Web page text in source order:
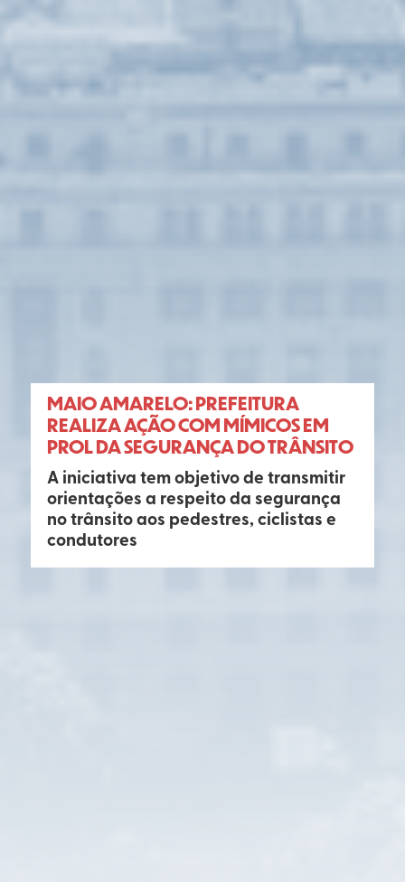
MAIO AMARELO: PREFEITURA
REALIZA AÇÃO COM MÍMICOS EM
PROL DA SEGURANÇA DO TRÂNSITO
A iniciativa tem objetivo de transmitir
orientações a respeito da segurança
no trânsito aos pedestres, ciclistas e
condutores